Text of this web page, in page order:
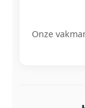
Onze